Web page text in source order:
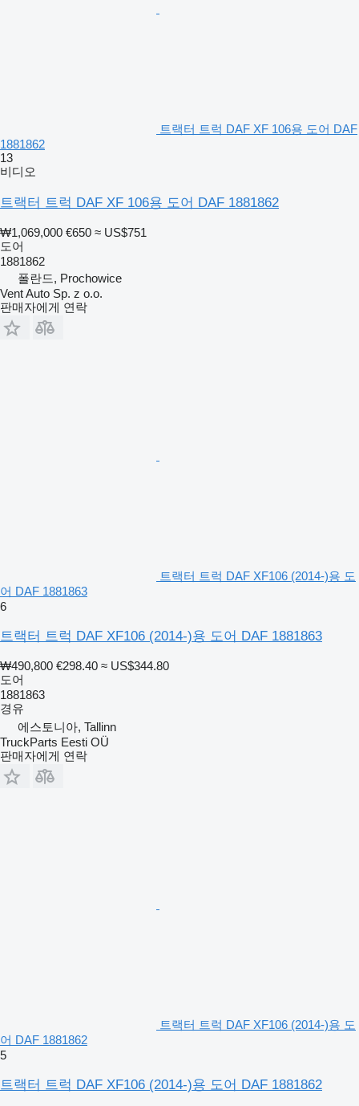
트랙터 트럭 DAF XF 106용 도어 DAF
1881862
13
비디오
트랙터 트럭 DAF XF 106용 도어 DAF 1881862
₩1,069,000 €650 ≈ US$751
도어
1881862
폴란드, Prochowice
Vent Auto Sp. z o.o.
판매자에게 연락
트랙터 트럭 DAF XF106 (2014-)용 도
어 DAF 1881863
6
트랙터 트럭 DAF XF106 (2014-)용 도어 DAF 1881863
₩490,800 €298.40 ≈ US$344.80
도어
1881863
경유
에스토니아, Tallinn
TruckParts Eesti OÜ
판매자에게 연락
트랙터 트럭 DAF XF106 (2014-)용 도
어 DAF 1881862
5
트랙터 트럭 DAF XF106 (2014-)용 도어 DAF 1881862